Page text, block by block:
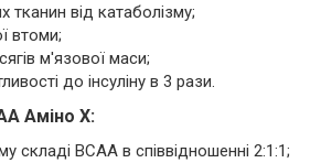
тканин від катаболізму;
втоми;
м'язової маси;
до інсуліну в 3 рази.
Аміно X:
складі BCAA в співвідношенні 2:1:1;